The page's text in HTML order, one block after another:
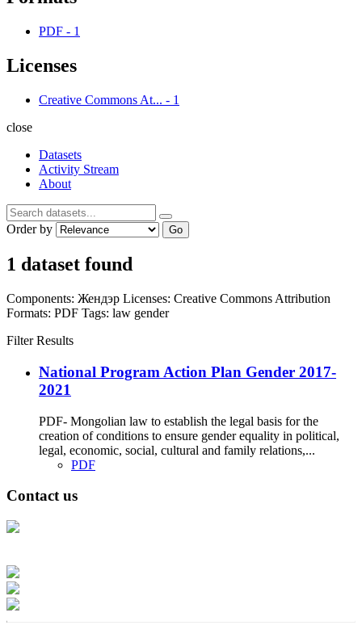
PDF - 1
Licenses
Creative Commons At... - 1
close
Datasets
Activity Stream
About
Order by Go
1 dataset found
Components: Жендэр Licenses: Creative Commons Attribution
Formats: PDF Tags: law gender
Filter Results
National Program Action Plan Gender 2017-
2021
PDF- Mongolian law to establish the legal basis for the
creation of conditions to ensure gender equality in political,
legal, economic, social, cultural and family relations,...
PDF
Contact us